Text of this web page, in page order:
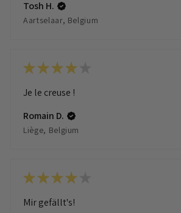
Tosh H.
Aartselaar, Belgium
★★★★
Je le creuse !
Romain D.
Liège, Belgium
★★★★
Mir gefällt's!